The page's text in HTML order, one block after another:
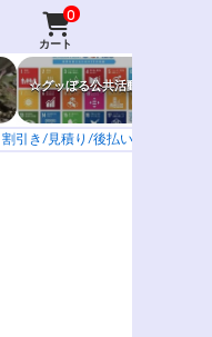
0
カート
☆グッぼる公共活動
割引き/見積り/後払い